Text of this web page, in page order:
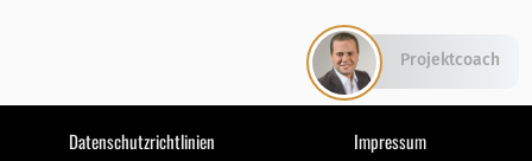
Datenschutzrichtlinien Impressum
Projektcoach